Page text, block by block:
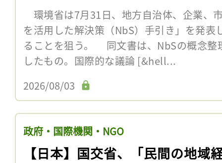
環境省は7月31日、地方自治体、企業、
を活用した解決策（NbS）手引き」を発表
ることを狙う。 同文書は、NbSの概念整
したもの。国際的な議論 [&hell...
2026/08/03
政府・国際機関・NGO
【日本】国交省、「民間の地域